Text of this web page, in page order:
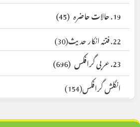
19. حالات حاضرہ
(45)
22. فتنہ انکار حدیث
(30)
23. عربی گرافکس
(696)
انگلش گرافکس(154)